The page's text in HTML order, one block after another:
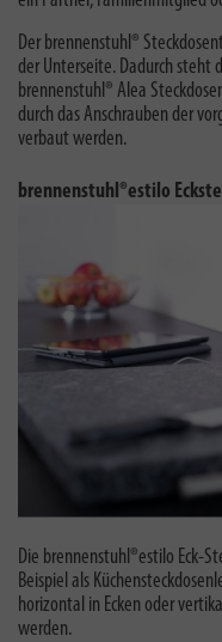
Der brennenstuhl®
der Unterseite. Dadurch steht
brennenstuhl® Alea
durch das Anschrauben der
verbaut werden.
brennenstuhl®estilo
Die brennenstuhl®estilo Eck-
Beispiel als
horizontal in Ecken oder
werden.